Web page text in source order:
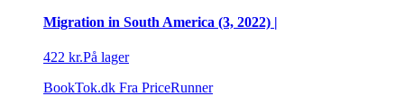
Migration in South America (3, 2022) |
422 kr.På lager
BookTok.dk Fra PriceRunner